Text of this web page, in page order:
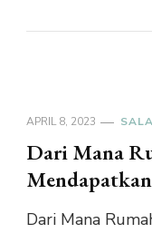
APRIL 8, 2023
Dari Mana
Dari Mana